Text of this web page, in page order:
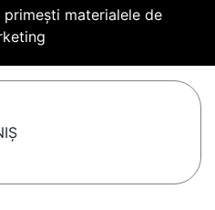
primești materialele de